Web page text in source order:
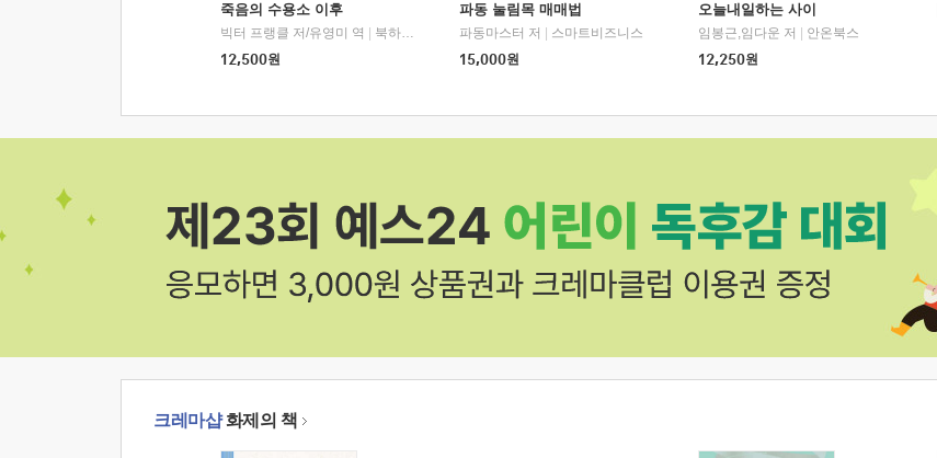
죽음의 수용소 이후
빅터 프랭클 저/유영미 역
북하우스
12,500원
파동 눌림목 매매법
파동마스터 저
스마트비즈니스
15,000원
오늘내일하는 사이
임봉근,임다운 저
안온북스
12,250원
크레마샵화제의 책